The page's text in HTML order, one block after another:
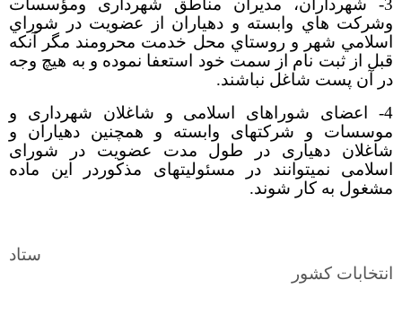
3-
شهرداران، مديران مناطق شهرداری ومؤسسات
وشركت هاي وابسته و دهیاران از عضويت در شوراي
اسلامي شهر و روستاي محل خدمت محرومند مگر آنکه
قبل از ثبت نام از سمت خود استعفا نموده و به هیچ وجه
در آن پست شاغل نباشند.
4- اعضای شوراهای اسلامی و شاغلان شهرداری و
موسسات و شرکتهای وابسته و همچنین دهیاران و
شاغلان دهیاری در طول مدت عضویت در شورای
اسلامی نمی­توانند در مسئولیت­های مذکوردر این ماده
مشغول به کار شوند.
ستاد
انتخابات كشور